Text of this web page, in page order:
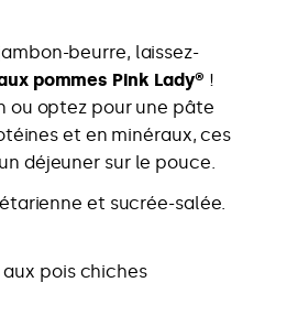
beurre, laissez-
pommes Pink Lady® !
ou optez pour une pâte
et en minéraux, ces
déjeuner sur le pouce.
et sucrée-salée.
pois chiches